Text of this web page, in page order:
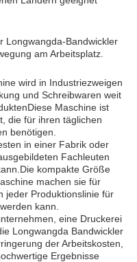
Longwangda-Bandwickler
am Arbeitsplatz.
wird in Industriezweigen
und Schreibwaren weit
Maschine ist
die für ihren täglichen
benötigen.
in einer Fabrik oder
Fachleuten
kompakte Größe
machen sie für
jeder Produktionslinie für
kann.
eine Druckerei
Longwangda Bandwickler
der Arbeitskosten,
Ergebnisse